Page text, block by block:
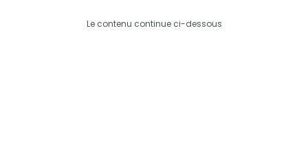
Le contenu continue ci-dessous